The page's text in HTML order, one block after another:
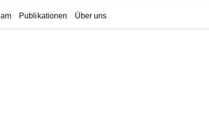
Publikationen Über uns